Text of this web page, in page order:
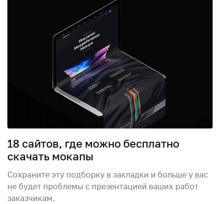
18 сайтов, где можно бесплатно
скачать мокапы
Сохраните эту подборку в закладки и больше у вас
не будет проблемы с презентацией ваших работ
заказчикам.